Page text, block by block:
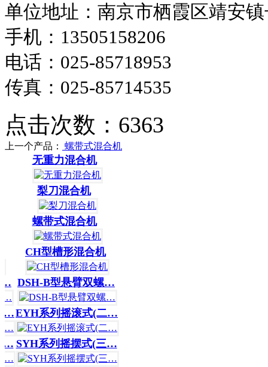
单位地址：南京市栖霞区靖安
手机：13505158206
电话：025-85718953
传真：025-85714535
点击次数：6363
上一个产品： 螺带式混合机
无重力混合机
梨刀混合机
螺带式混合机
CH型槽形混合机
DSH-B型悬臂双螺…
EYH系列摇滚式(二…
SYH系列摇摆式(三…